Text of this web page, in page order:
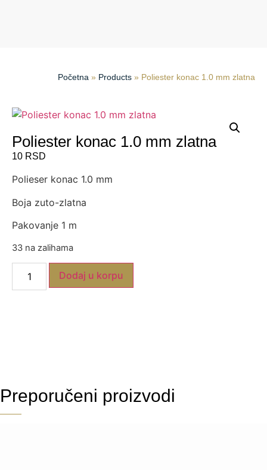
Početna » Products » Poliester konac 1.0 mm zlatna
Poliester konac 1.0 mm zlatna
10 RSD
Polieser konac 1.0 mm
Boja zuto-zlatna
Pakovanje 1 m
33 na zalihama
Dodaj u korpu
Preporučeni proizvodi